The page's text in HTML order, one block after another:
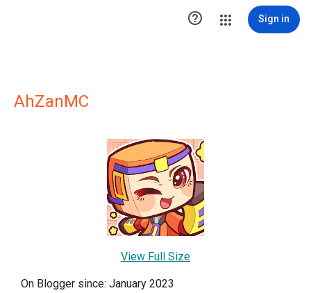
 Sign in
AhZanMC
View Full Size
On Blogger since: January 2023